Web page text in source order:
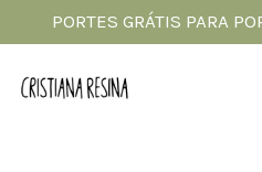
PORTES GRÁTIS PARA
to
content